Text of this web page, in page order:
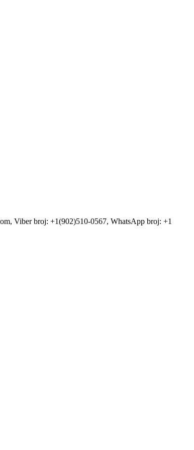
Viber broj: +1(902)510-0567, WhatsApp broj: +1